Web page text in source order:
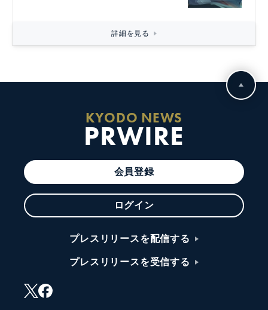
詳細を見る
KYODO NEWS
PRWIRE
会員登録
ログイン
プレスリリースを配信する
プレスリリースを受信する